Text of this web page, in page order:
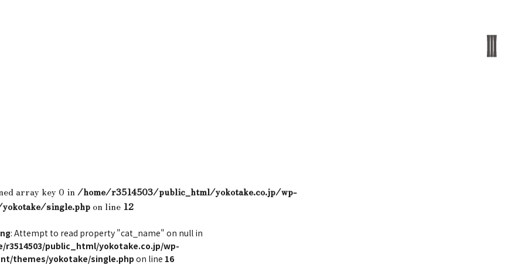
array key 0 in/home/r3514503/public_html/yokotake.co.jp/wp-
single.php on line 12
: Attempt to read property "cat_name" on null in
r3514503/public_html/yokotake.co.jp/wp-
themes/yokotake/single.php on line 16